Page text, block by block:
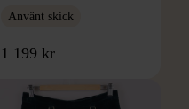
Använt skick
1 199 kr